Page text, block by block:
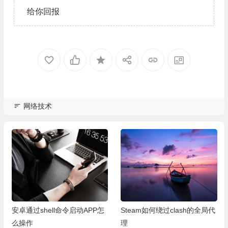
给你回报
网络技术
安卓通过shell命令启动APP怎
么操作
Steam如何绕过clash的全局代
理